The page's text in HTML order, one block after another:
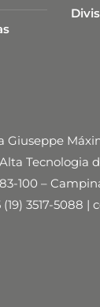
Giuseppe
Tecnologia
100 –
(19) 3517-5088